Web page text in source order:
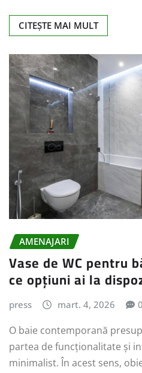
CITEȘTE MAI MULT
AMENAJARI
Vase de WC pentru
ce opțiuni ai la
press mart. 4, 2026 0
O baie contemporană
partea de funcționalitate și
minimalist. În acest sens,